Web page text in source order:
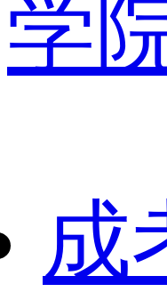
学
成